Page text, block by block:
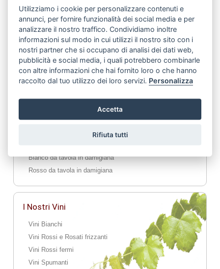
Dove Siamo
Scrivici
Montuni in damigiana
Lambrusco in damigiana
Bianco da tavola in damigiana
Rosso da tavola in damigiana
I Nostri Vini
Vini Bianchi
Vini Rossi e Rosati frizzanti
Vini Rossi fermi
Vini Spumanti
Utilizziamo i cookie per personalizzare contenuti e
annunci, per fornire funzionalità dei social media e per
analizzare il nostro traffico. Condividiamo inoltre
informazioni sul modo in cui utilizzi il nostro sito con i
nostri partner che si occupano di analisi dei dati web,
pubblicità e social media, i quali potrebbero combinarle
con altre informazioni che hai fornito loro o che hanno
raccolto dal tuo utilizzo dei loro servizi. Personalizza
Accetta
Rifiuta tutti